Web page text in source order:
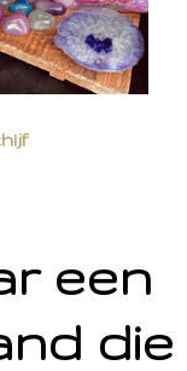
een
die